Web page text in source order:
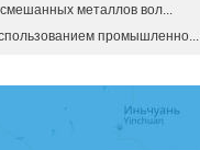
металлов вол...
промышленно...